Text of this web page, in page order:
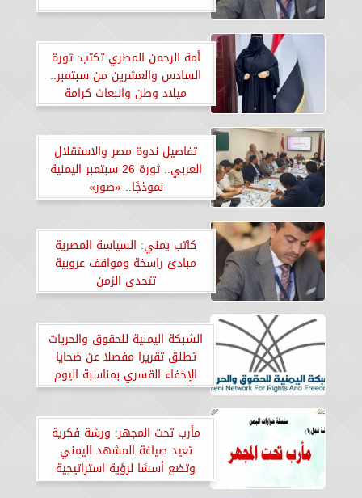
أمة الرحمن المطري تكتب: ثورة
السادس والعشرين من سبتمبر..
ميلاد وطن وانبعاث كرامة
تفاصيل ندوة مصر والاستقلال
العربي.. ثورة 26 سبتمبر اليمنية
نموذجًا.. «صور»
كاتب يمني: السياسة المصرية
مبادئ راسخة ومواقف عروبية
تتحدى الزمن
الشبكة اليمنية للحقوق والحريات
تطلق تقريرا مفصلا عن ضحايا
الإخفاء القسري بمناسبة اليوم
العالمي لضحايا الإخفاء القسري
مأرب تحت المجهر: ورشة فكرية
تعيد صياغة المشهد اليمني
وتضع أسسًا لرؤية استراتيجية
شاملة